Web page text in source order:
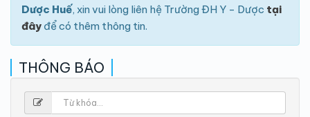
Dược Huế, xin vui lòng liên hệ Trường ĐH Y - Dược tại
đây để có thêm thông tin.
THÔNG BÁO